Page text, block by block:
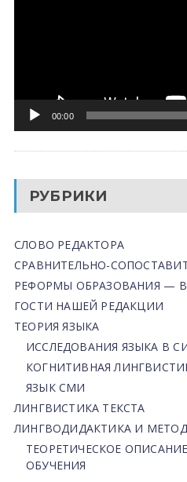
00:00
РУБРИКИ
СЛОВО РЕДАКТОРА
СРАВНИТЕЛЬНО-
РЕФОРМЫ ОБРАЗОВАНИЯ —
ГОСТИ НАШЕЙ РЕДАКЦИИ
ТЕОРИЯ ЯЗЫКА
ИССЛЕДОВАНИЯ ЯЗЫКА В
КОГНИТИВНАЯ
ЯЗЫК СМИ
ЛИНГВИСТИКА ТЕКСТА
ЛИНГВОДИДАКТИКА И
ТЕОРЕТИЧЕСКОЕ
ОБУЧЕНИЯ